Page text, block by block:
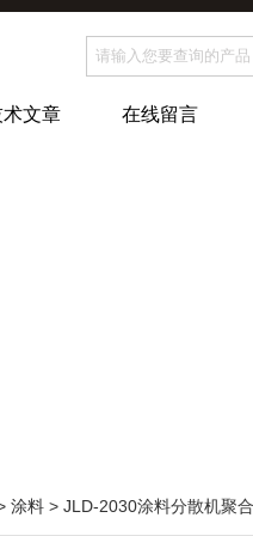
术文章 在线留言
涂料 > JLD-2030涂料分散机聚合物水泥防